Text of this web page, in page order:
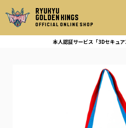
RYUKYU
GOLDEN KINGS
OFFICIAL ONLINE SHOP
本人認証サービス「3Dセキュ